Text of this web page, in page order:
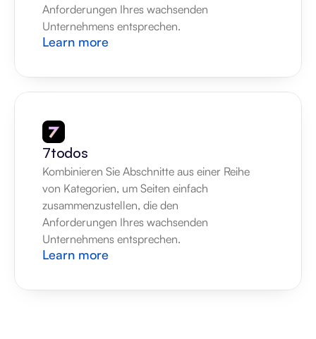
Anforderungen Ihres wachsenden
Unternehmens entsprechen.
Learn more
7todos
Kombinieren Sie Abschnitte aus einer Reihe
von Kategorien, um Seiten einfach
zusammenzustellen, die den
Anforderungen Ihres wachsenden
Unternehmens entsprechen.
Learn more